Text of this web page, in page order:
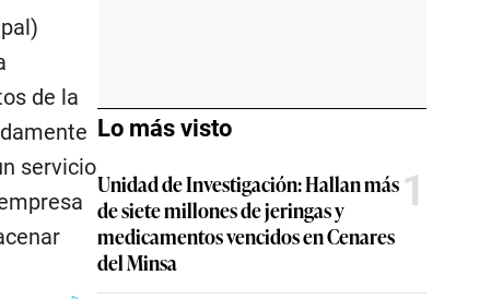
de la
servicio
Lo más visto
Unidad de Investigación: Hallan más
de siete millones de jeringas y
medicamentos vencidos en Cenares
del Minsa
1